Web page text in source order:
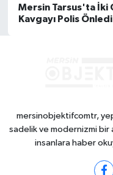
Mersin Tarsus'ta İki
Kavgayı Polis Önledi
mersinobjektifcomtr,
sadelik ve modernizmi bir
insanlara haber